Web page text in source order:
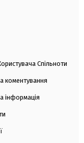
Спільноти
коментування
інформація